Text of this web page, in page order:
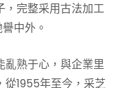
，完整采用古法加工
中外。
亂熟于心，與企業里
1955年至今，采芝